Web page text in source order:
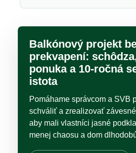
Balkónový projekt
prekvapení:
ponuka a 10-ročná
istota
Pomáhame správcom a SVB
schváliť a zrealizovať
aby mali vlastníci jasné
menej chaosu a dom